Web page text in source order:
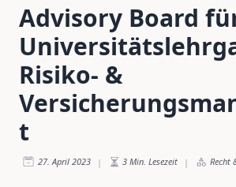
Advisory Board
Risiko- &
t
27. April 2023 | 3 Min. Lesezeit | Recht